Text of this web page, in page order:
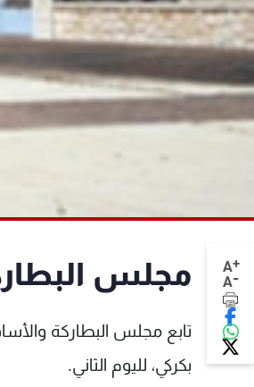
A+
A- مجلس
تابع مجلس البطاركة
بكركي، لليوم الثاني.